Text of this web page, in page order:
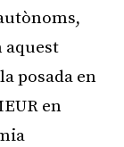
aquest
posada en
en